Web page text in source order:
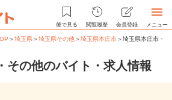
後で見る 閲覧履歴 会員登録 メニュー
＞埼玉県＞埼玉県その他＞埼玉県本庄市＞埼玉県本庄市・
その他のバイト・求人情報